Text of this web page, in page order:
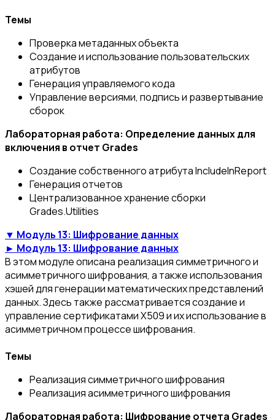
Темы
Проверка метаданных объекта
Создание и использование пользовательских
атрибутов
Генерация управляемого кода
Управление версиями, подпись и развертывание
сборок
Лабораторная работа: Определение данных для
включения в отчет Grades
Создание собственного атрибута IncludeInReport
Генерация отчетов
Централизованное хранение сборки
Grades.Utilities
▼ Модуль 13: Шифрование данных
► Модуль 13: Шифрование данных
В этом модуле описана реализация симметричного и
асимметричного шифрования, а также использования
хэшей для генерации математических представлений
данных. Здесь также рассматривается создание и
управление сертификатами X509 и их использование в
асимметричном процессе шифрования.
Темы
Реализация симметричного шифрования
Реализация асимметричного шифрования
Лабораторная работа: Шифрование отчета Grades